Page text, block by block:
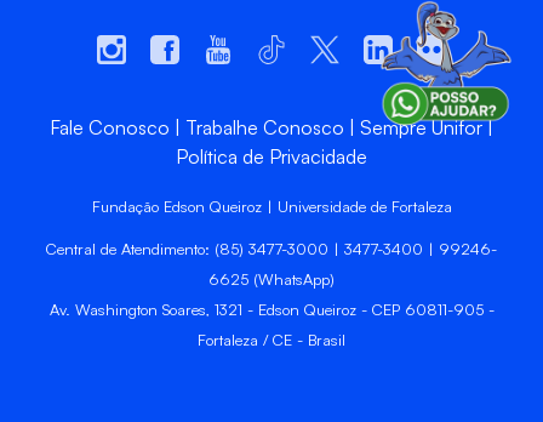
Fale Conosco Trabalhe Conosco
Sempre Unifor
Política de Privacidade
Fundação Edson Queiroz | Universidade de Fortaleza
Central de Atendimento: (85) 3477-3000 | 3477-3400 | 99246-
6625 (WhatsApp)
Av. Washington Soares, 1321 - Edson Queiroz - CEP 60811-905 -
Fortaleza / CE - Brasil